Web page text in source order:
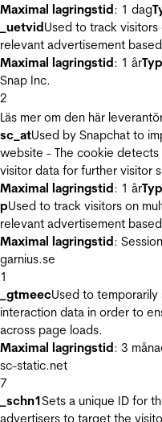
Maximal lagringstid: 1 dag
_uetvidUsed to track
relevant advertisement
Maximal lagringstid: 1 årTyp
Snap Inc.
2
Läs mer om den här
sc_atUsed by Snapchat to
website - The cookie
visitor data for further visitor
Maximal lagringstid: 1 årTyp
pUsed to track visitors on
relevant advertisement
Maximal lagringstid: Session
garnius.se
1
_gtmeecUsed to
interaction data in order to
across page loads.
Maximal lagringstid: 3
sc-static.net
7
_schn1Sets a unique ID for
advertisers to target the